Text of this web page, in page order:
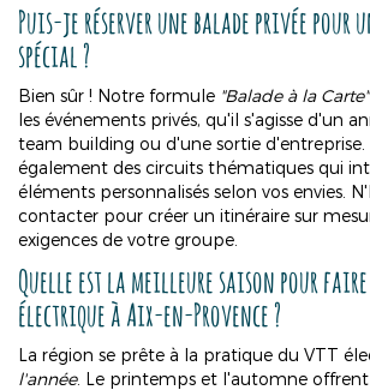
Puis-je réserver une balade privée pour
spécial ?
Bien sûr ! Notre formule "Balade à la Carte"
les événements privés, qu'il s'agisse d'un
team building ou d'une sortie d'entreprise.
également des circuits thématiques qui
éléments personnalisés selon vos envies.
contacter pour créer un itinéraire sur
exigences de votre groupe.
Quelle est la meilleure saison pour
électrique à Aix-en-Provence ?
La région se prête à la pratique du VTT
l'année. Le printemps et l'automne